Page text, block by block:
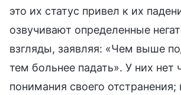
это их статус привел к их
озвучивают определенные
взгляды, заявляя: «Чем выше
тем больнее падать». У них нет
понимания своего